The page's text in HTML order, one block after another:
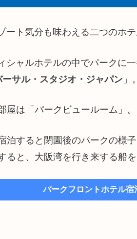
ート気分も味わえる二つのホテ
シャルホテルの中でパークに
サル・スタジオ・ジャパン 」。
屋は「パークビュールーム」。
泊すると閉園後のパークの様
ると、大阪湾を行き来する船
パークフロントホテル宿